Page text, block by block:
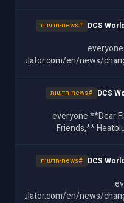
DCS #news-חדשות
en/news/
DCS #news-חדשות
@everyone **Dear Fighter Pilots, Partners and
Friends,** Heatblur's [DCS: F-14B(U) Upgrade]
DCS #news-חדשות
en/news/